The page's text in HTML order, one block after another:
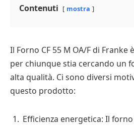
Contenuti mostra
Il Forno CF 55 M OA/F di Franke
per chiunque stia cercando un
alta qualità. Ci sono diversi
questo prodotto:
Efficienza energetica: Il